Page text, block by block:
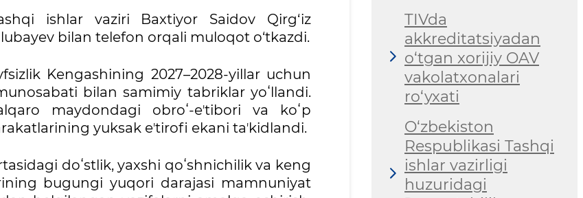
ishlar vaziri Baxtiyor Saidov Qirg‘iz
bilan telefon orqali muloqot o‘tkazdi.
Kengashining 2027–2028-yillar uchun
bilan samimiy tabriklar yoʻllandi.
maydondagi obroʻ-eʼtibori va koʻp
yuksak eʼtirofi ekani taʼkidlandi.
doʻstlik, yaxshi qoʻshnichilik va keng
bugungi yuqori darajasi mamnuniyat
TIVda
akkreditatsiyadan
o‘tgan xorijiy OAV
vakolatxonalari
ro‘yxati
O‘zbekiston
Respublikasi Tashqi
ishlar vazirligi
huzuridagi